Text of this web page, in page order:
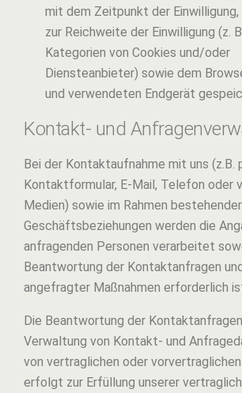
mit dem Zeitpunkt der Einwilligung,
zur Reichweite der Einwilligung (z.
Kategorien von Cookies und/oder
Diensteanbieter) sowie dem
und verwendeten Endgerät
Kontakt- und
Bei der Kontaktaufnahme mit uns (z.B.
Kontaktformular, E-Mail, Telefon oder
Medien) sowie im Rahmen
Geschäftsbeziehungen werden die
anfragenden Personen verarbeitet
Beantwortung der Kontaktanfragen
angefragter Maßnahmen erforderlich
Die Beantwortung der
Verwaltung von Kontakt- und
von vertraglichen oder
erfolgt zur Erfüllung unserer